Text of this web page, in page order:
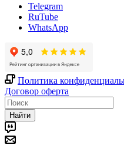
Telegram
RuTube
WhatsApp
Политика
Договор оферта
Найти